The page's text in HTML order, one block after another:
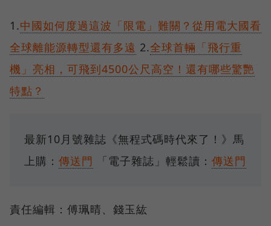
1.中國如何度過這波「限電」難關？從用電大國看
全球離能源轉型還有多遠 2.全球首輛「飛行重
機」亮相，可飛到4500公尺高空！還有哪些驚艷
特點？
最新10月號雜誌《無程式碼時代來了！》馬
上購： 傳送門 「電子雜誌」輕鬆讀： 傳送門
責任編輯：傅珮晴、錢玉紘